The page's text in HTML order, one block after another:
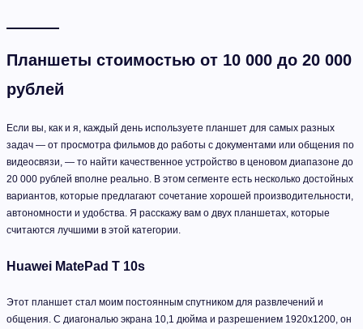
Планшеты стоимостью от 10 000 до 20 000
рублей
Если вы, как и я, каждый день используете планшет для самых разных
задач — от просмотра фильмов до работы с документами или общения по
видеосвязи, — то найти качественное устройство в ценовом диапазоне до
20 000 рублей вполне реально. В этом сегменте есть несколько достойных
вариантов, которые предлагают сочетание хорошей производительности,
автономности и удобства. Я расскажу вам о двух планшетах, которые
считаются лучшими в этой категории.
Huawei MatePad T 10s
Этот планшет стал моим постоянным спутником для развлечений и
общения. С диагональю экрана 10,1 дюйма и разрешением 1920x1200, он